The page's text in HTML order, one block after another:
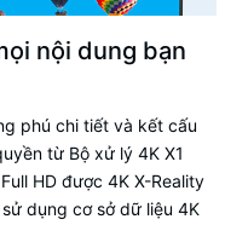
nội dung bạn
phú chi tiết và kết cấu
từ Bộ xử lý 4K X1
HD được 4K X-Reality
dụng cơ sở dữ liệu 4K